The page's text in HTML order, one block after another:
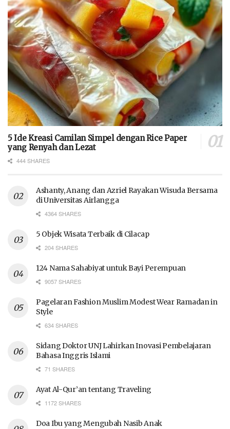
5 Ide Kreasi Camilan Simpel dengan Rice Paper
yang Renyah dan Lezat
444 SHARES
Ashanty, Anang dan Azriel Rayakan Wisuda Bersama
di Universitas Airlangga
4364 SHARES
5 Objek Wisata Terbaik di Cilacap
204 SHARES
124 Nama Sahabiyat untuk Bayi Perempuan
9057 SHARES
Pagelaran Fashion Muslim Modest Wear Ramadan in
Style
634 SHARES
Sidang Doktor UNJ Lahirkan Inovasi Pembelajaran
Bahasa Inggris Islami
71 SHARES
Ayat Al-Qur’an tentang Traveling
1172 SHARES
Doa Ibu yang Mengubah Nasib Anak